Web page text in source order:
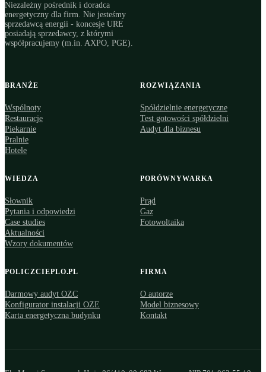
Niezależny pośrednik i doradca
energetyczny dla firm. Nie jesteśmy
sprzedawcą energii - koncesje URE
posiadają sprzedawcy, z którymi
współpracujemy (m.in. AXPO, PGE).
BRANŻE
Wspólnoty
Restauracje
Piekarnie
Pralnie
Hotele
ROZWIĄZANIA
Spółdzielnie energetyczne
Test gotowości spółdzielni
Audyt dla biznesu
WIEDZA
Słownik
Pytania i odpowiedzi
Case studies
Aktualności
Wzory dokumentów
PORÓWNYWARKA
Prąd
Gaz
Fotowoltaika
POLICZCIEPLO.PL
Darmowy audyt OZC
Konfigurator instalacji OZE
Karta energetyczna budynku
FIRMA
O autorze
Model biznesowy
Kontakt